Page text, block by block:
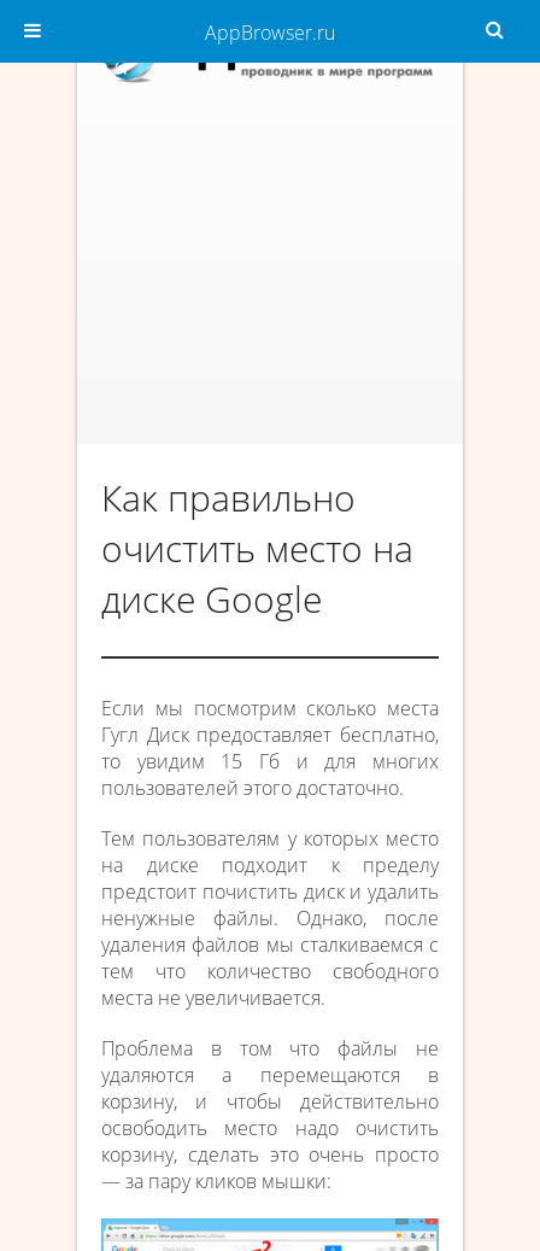
Как правильно
очистить место на
диске Google
Если мы посмотрим сколько места
Гугл Диск предоставляет бесплатно,
то увидим 15 Гб и для многих
пользователей этого достаточно.
Тем пользователям у которых место
на диске подходит к пределу
предстоит почистить диск и удалить
ненужные файлы. Однако, после
удаления файлов мы сталкиваемся с
тем что количество свободного
места не увеличивается.
Проблема в том что файлы не
удаляются а перемещаются в
корзину, и чтобы действительно
освободить место надо очистить
корзину, сделать это очень просто
— за пару кликов мышки:
AppBrowser.ru